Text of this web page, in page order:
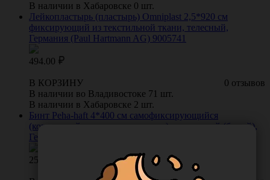
В наличии в Хабаровске 0 шт.
Лейкопластырь (пластырь) Omniplast 2,5*920 см
фиксирующий из текстильной ткани, телесный,
Германия (Paul Hartmann AG) 9005741
494.00
0 отзывов
В КОРЗИНУ
В наличии во Владивостоке 71 шт.
В наличии в Хабаровске 2 шт.
Бинт Peha-haft 4*400 см самофиксирующийся
(когезивный, не содержит латекс) эластичный (белый),
Германия (Paul Hartmann AG) 9324833
254.00